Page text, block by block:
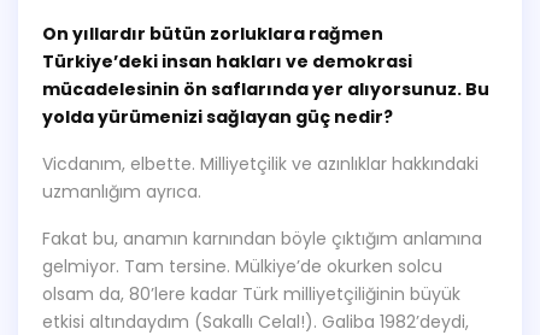
On yıllardır bütün zorluklara rağmen
Türkiye’deki insan hakları ve demokrasi
mücadelesinin ön saflarında yer alıyorsunuz. Bu
yolda yürümenizi sağlayan güç nedir?
Vicdanım, elbette. Milliyetçilik ve azınlıklar hakkındaki
uzmanlığım ayrıca.
Fakat bu, anamın karnından böyle çıktığım anlamına
gelmiyor. Tam tersine. Mülkiye’de okurken solcu
olsam da, 80’lere kadar Türk milliyetçiliğinin büyük
etkisi altındaydım (Sakallı Celal!). Galiba 1982’deydi,